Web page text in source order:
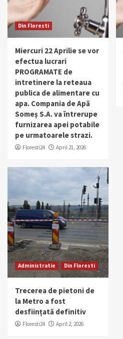
Din Floresti
Miercuri 22 Aprilie se vor
efectua lucrari
PROGRAMATE de
intretinere la reteaua
publica de alimentare cu
apa. Compania de Apă
Someș S.A. va întrerupe
furnizarea apei potabile
pe urmatoarele strazi.
Floresti24 April 21, 2026
Administratie Din Floresti
Trecerea de pietoni de
la Metro a fost
desființată definitiv
Floresti24 April 2, 2026